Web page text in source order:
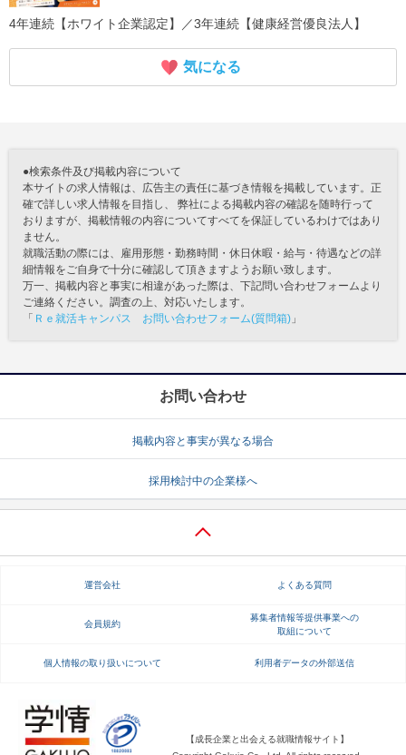
4年連続【ホワイト企業認定】／3年連続【健康経営優良法人】
気になる
●検索条件及び掲載内容について
本サイトの求人情報は、広告主の責任に基づき情報を掲載しています。正
確で詳しい求人情報を目指し、 弊社による掲載内容の確認を随時行って
おりますが、掲載情報の内容についてすべてを保証しているわけではあり
ません。
就職活動の際には、雇用形態・勤務時間・休日休暇・給与・待遇などの詳
細情報をご自身で十分に確認して頂きますようお願い致します。
万一、掲載内容と事実に相違があった際は、下記問い合わせフォームより
ご連絡ください。調査の上、対応いたします。
「 Ｒｅ就活キャンパス お問い合わせフォーム(質問箱) 」
お問い合わせ
掲載内容と事実が異なる場合
採用検討中の企業様へ
運営会社 よくある質問
会員規約
募集者情報等提供事業への
取組について
個人情報の取り扱いについて 利用者データの外部送信
【成長企業と出会える就職情報サイト】